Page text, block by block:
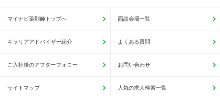
マイナビ薬剤師トップへ 面談会場一覧
キャリアアドバイザー紹介 よくある質問
ご入社後のアフターフォロー お問い合わせ
サイトマップ 人気の求人検索一覧